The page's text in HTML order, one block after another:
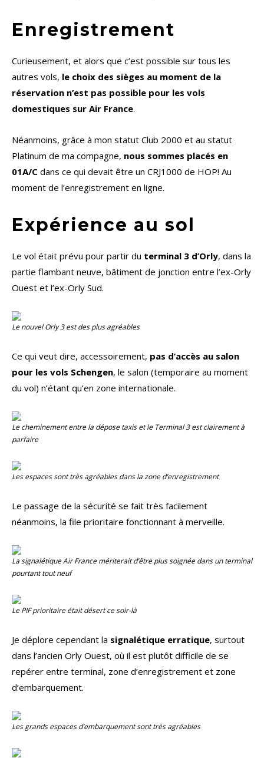
Enregistrement
Curieusement, et alors que c’est possible sur tous les
autres vols, le choix des sièges au moment de la
réservation n’est pas possible pour les vols
domestiques sur Air France.
Néanmoins, grâce à mon statut Club 2000 et au statut
Platinum de ma compagne, nous sommes placés en
01A/C dans ce qui devait être un CRJ1000 de HOP! Au
moment de l’enregistrement en ligne.
Expérience au sol
Le vol était prévu pour partir du terminal 3 d’Orly, dans la
partie flambant neuve, bâtiment de jonction entre l’ex-Orly
Ouest et l’ex-Orly Sud.
Le nouvel Orly 3 est des plus agréables
Ce qui veut dire, accessoirement, pas d’accès au salon
pour les vols Schengen, le salon (temporaire au moment
du vol) n’étant qu’en zone internationale.
Le cheminement entre la dépose taxis et le Terminal 3 est clairement à
parfaire
Les espaces sont très agréables dans la zone d’enregistrement
Le passage de la sécurité se fait très facilement
néanmoins, la file prioritaire fonctionnant à merveille.
La signalétiqueAir Francemériterait d’être plus soignée dans un terminal
pourtant tout neuf
Le PIF prioritaire était désert ce soir-là
Je déplore cependant la signalétique erratique, surtout
dans l’ancien Orly Ouest, où il est plutôt difficile de se
repérer entre terminal, zone d’enregistrement et zone
d’embarquement.
Les grands espaces d’embarquement sont très agréables